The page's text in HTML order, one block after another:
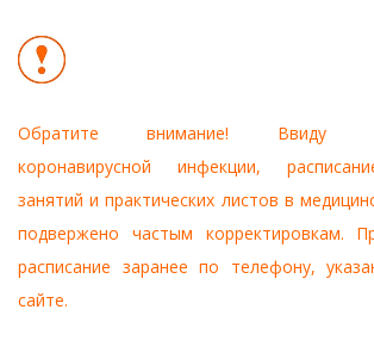
Обратите внимание! Ввиду
коронавирусной инфекции,
занятий и практических листов в
подвержено частым корректировкам.
расписание заранее по телефону,
сайте.